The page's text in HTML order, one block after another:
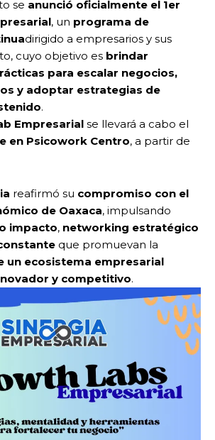
se anunció oficialmente el 1er
, un programa de
dirigido a empresarios y sus
cuyo objetivo es brindar
para escalar negocios,
y adoptar estrategias de
.
Empresarial se llevará a cabo el
en Psicowork Centro, a partir de
reafirmó su compromiso con el
de Oaxaca, impulsando
impacto, networking estratégico
que promuevan la
un ecosistema empresarial
y competitivo.